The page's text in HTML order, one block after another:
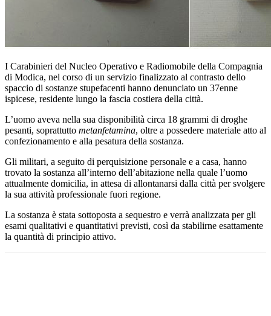
I Carabinieri del Nucleo Operativo e Radiomobile della Compagnia
di Modica, nel corso di un servizio finalizzato al contrasto dello
spaccio di sostanze stupefacenti hanno denunciato un 37enne
ispicese, residente lungo la fascia costiera della città.
L’uomo aveva nella sua disponibilità circa 18 grammi di droghe
pesanti, soprattutto metanfetamina, oltre a possedere materiale atto al
confezionamento e alla pesatura della sostanza.
Gli militari, a seguito di perquisizione personale e a casa, hanno
trovato la sostanza all’interno dell’abitazione nella quale l’uomo
attualmente domicilia, in attesa di allontanarsi dalla città per svolgere
la sua attività professionale fuori regione.
La sostanza è stata sottoposta a sequestro e verrà analizzata per gli
esami qualitativi e quantitativi previsti, così da stabilirne esattamente
la quantità di principio attivo.